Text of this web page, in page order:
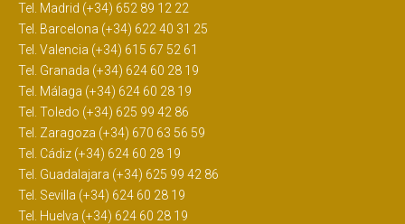
Tel. Madrid (+34) 652 89 12 22
Tel. Barcelona (+34) 622 40 31 25
Tel. Valencia (+34) 615 67 52 61
Tel. Granada (+34) 624 60 28 19
Tel. Málaga (+34) 624 60 28 19
Tel. Toledo (+34) 625 99 42 86
Tel. Zaragoza (+34) 670 63 56 59
Tel. Cádiz (+34) 624 60 28 19
Tel. Guadalajara (+34) 625 99 42 86
Tel. Sevilla (+34) 624 60 28 19
Tel. Huelva (+34) 624 60 28 19